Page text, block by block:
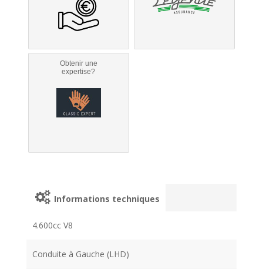
Obtenir une
expertise?
Informations techniques
4.600cc V8
Conduite à Gauche (LHD)